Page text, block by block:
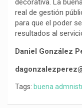
decorativa. La
real de gestión
para que el poder
resultados al
Daniel González
Tags: buena